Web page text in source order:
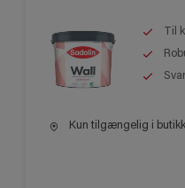
Til
Kun tilgængelig i